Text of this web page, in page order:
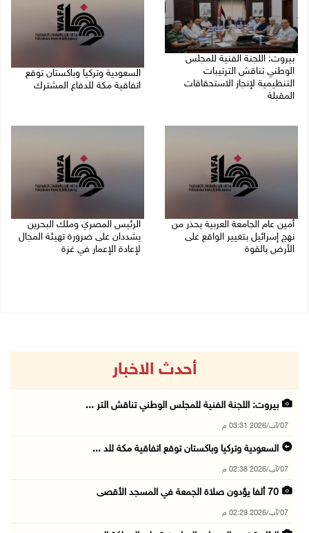
بيروت: اللجنة الفنية للمجلس
الوطني تناقش الترتيبات
التنظيمية لإنجاز الاستحقاقات
المقبلة
السعودية وتركيا وباكستان توقع
اتفاقية مكة للدفاع المشترك
أمين عام الجامعة العربية يحذر من
نهج إسرائيل بتغيير الواقع على
الأرض بالقوة
الرئيس المصري وملك البحرين
يشددان على ضرورة تهيئة المجال
لإعادة الإعمار في غزة
أحدث الاخبار
بيروت: اللجنة الفنية للمجلس الوطني تناقش التر ...
07/آب/2026 03:31 م
السعودية وتركيا وباكستان توقع اتفاقية مكة للد ...
07/آب/2026 02:38 م
70 ألفا يؤدون صلاة الجمعة في المسجد الأقصى
07/آب/2026 02:29 م